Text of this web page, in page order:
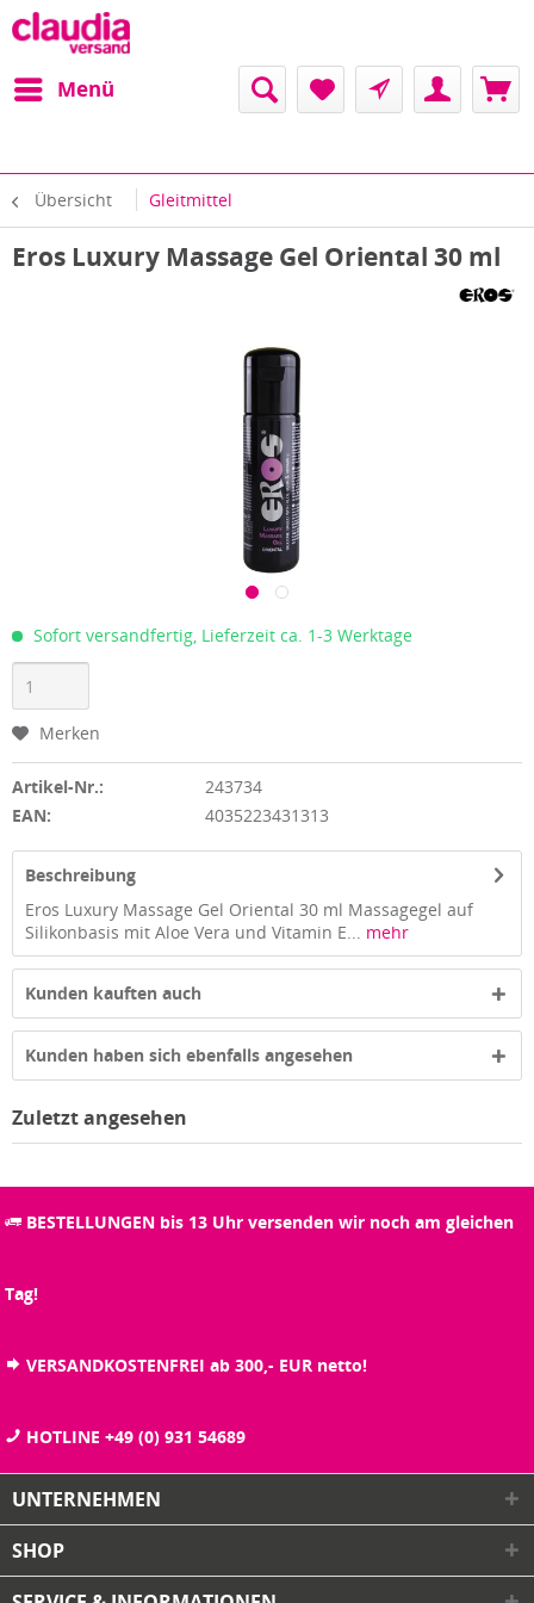
Menü
Übersicht Gleitmittel
Eros Luxury Massage Gel Oriental 30 ml
Sofort versandfertig, Lieferzeit ca. 1-3 Werktage
Merken
Artikel-Nr.:
243734
EAN:
4035223431313
Beschreibung
Eros Luxury Massage Gel Oriental 30 ml Massagegel auf
Silikonbasis mit Aloe Vera und Vitamin E... mehr
Kunden kauften auch
Kunden haben sich ebenfalls angesehen
Zuletzt angesehen
BESTELLUNGEN bis 13 Uhr versenden wir noch am gleichen
Tag!
VERSANDKOSTENFREI ab 300,- EUR netto!
HOTLINE +49 (0) 931 54689
UNTERNEHMEN
SHOP